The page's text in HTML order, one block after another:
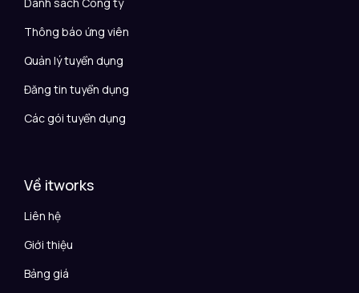
Thông báo ứng viên
Quản lý tuyển dụng
Đăng tin tuyển dụng
Các gói tuyển dụng
Về itworks
Liên hệ
Giới thiệu
Bảng giá